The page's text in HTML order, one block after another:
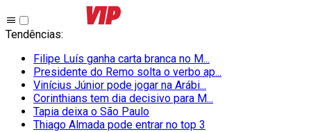
Tendências:
Filipe Luís ganha carta branca no M...
Presidente do Remo solta o verbo ap...
Vinícius Júnior pode jogar na Arábi...
Corinthians tem dia decisivo para M...
Tapia deixa o São Paulo
Thiago Almada pode entrar no top 3